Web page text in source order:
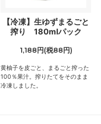
【冷凍】生ゆずまるごと
搾り 180mlパック
1,188円(税88円)
黄柚子を皮ごと、まるごと搾った
100％果汁。搾りたてをそのまま
冷凍しました。